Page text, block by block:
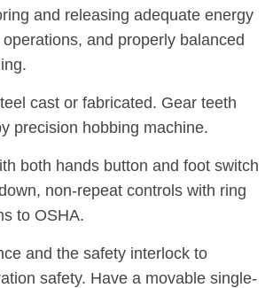
and releasing adequate energy
and properly balanced
cast or fabricated. Gear teeth
precision hobbing machine.
both hands button and foot switch
non-repeat controls with ring
to OSHA.
and the safety interlock to
safety. Have a movable single-